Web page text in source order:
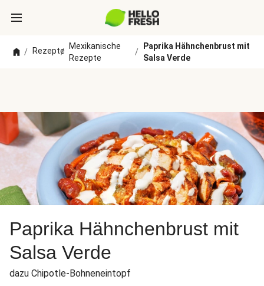
/ Rezepte
/
Mexikanische
Rezepte
/
Paprika Hähnchenbrust mit
Salsa Verde
Paprika Hähnchenbrust mit
Salsa Verde
dazu Chipotle-Bohneneintopf